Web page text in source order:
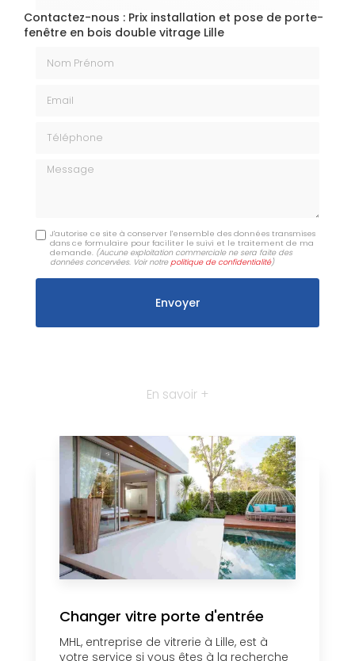
Contactez-nous : Prix installation et pose de porte-
fenêtre en bois double vitrage Lille
Message
J'autorise ce site à conserver l'ensemble des données transmises
dans ce formulaire pour faciliter le suivi et le traitement de ma
demande. (Aucune exploitation commerciale ne sera faite des
données concervées. Voir notrepolitique de confidentialité)
En savoir +
Changer vitre porte d'entrée
MHL, entreprise de vitrerie à Lille, est à
votre service si vous êtes à la recherche